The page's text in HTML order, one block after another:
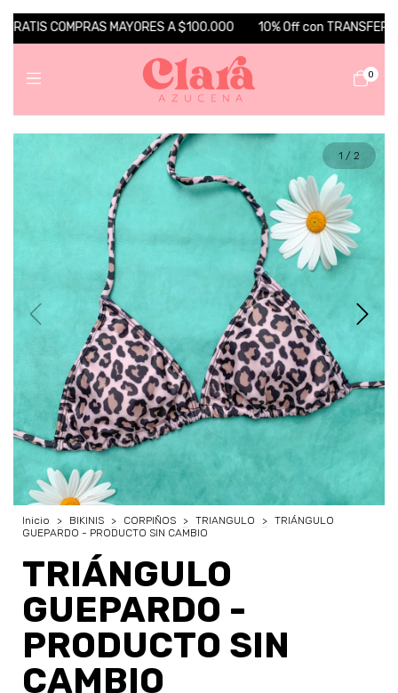
COMPRAS MAYORES A $100.000 10% Off con
0
1 / 2
Inicio > BIKINIS > CORPIÑOS > TRIANGULO > TRIÁNGULO
GUEPARDO - PRODUCTO SIN CAMBIO
TRIÁNGULO
GUEPARDO -
PRODUCTO SIN
CAMBIO